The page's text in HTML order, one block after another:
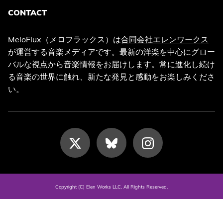
CONTACT
MeloFlux（メロフラックス）は合同会社エレンワークス
が運営する音楽メディアです。最新の洋楽を中心にグロー
バルな視点から音楽情報をお届けします。常に進化し続け
る音楽の世界に触れ、新たな発見と感動をお楽しみくださ
い。
Copyright (C) Elen Works LLC. All Rights Reserved.